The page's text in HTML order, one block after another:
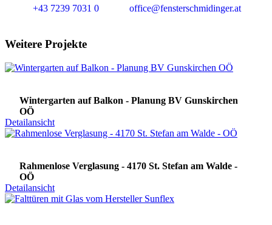
+43 7239 7031 0 office@fensterschmidinger.at
Weitere Projekte
Wintergarten auf Balkon - Planung BV Gunskirchen
OÖ
Detailansicht
Rahmenlose Verglasung - 4170 St. Stefan am Walde -
OÖ
Detailansicht